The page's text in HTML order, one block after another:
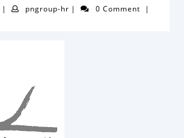
28| pngroup-hrpngroup-
| 0 Comment
|